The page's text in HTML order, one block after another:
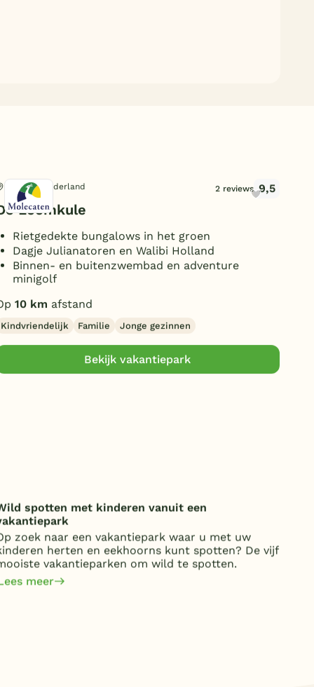
Hattem, Gelderland 2 reviews 9,5
Leemkule
Rietgedekte bungalows in het groen
Dagje Julianatoren en Walibi Holland
Binnen- en buitenzwembad en adventure
minigolf
10 km afstand
Kindvriendelijk Familie Jonge gezinnen
Bekijk vakantiepark
spotten met kinderen vanuit een
zoek naar een vakantiepark waar u met uw
herten en eekhoorns kunt spotten? De vijf
vakantieparken om wild te spotten.
meer